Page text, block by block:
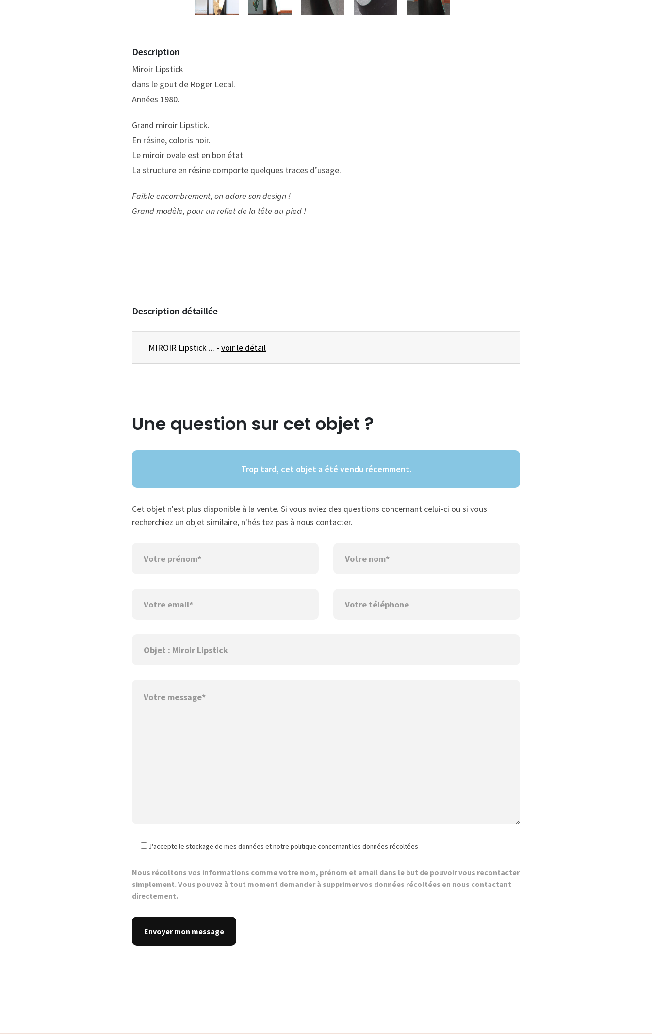
Description
Miroir Lipstick
dans le gout de Roger Lecal.
Années 1980.
Grand miroir Lipstick.
En résine, coloris noir.
Le miroir ovale est en bon état.
La structure en résine comporte quelques traces d’usage.
Faible encombrement, on adore son design !
Grand modèle, pour un reflet de la tête au pied !
Description détaillée
MIROIR Lipstick ... - voir le détail
Une question sur cet objet ?
Trop tard, cet objet a été vendu récemment.
Cet objet n'est plus disponible à la vente. Si vous aviez des questions concernant celui-ci ou si vous
recherchiez un objet similaire, n'hésitez pas à nous contacter.
J'accepte le stockage de mes données et notre politique concernant les données récoltées
Nous récoltons vos informations comme votre nom, prénom et email dans le but de pouvoir vous recontacter
simplement. Vous pouvez à tout moment demander à supprimer vos données récoltées en nous contactant
directement.